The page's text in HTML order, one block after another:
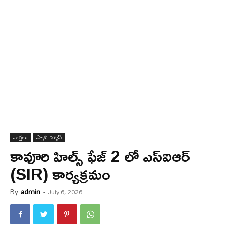
వార్త‌లు స్పాట్ న్యూస్
కావూరి హిల్స్ ఫేజ్‌ 2 లో ఎస్‌ఐఆర్‌
(SIR) కార్య‌క్ర‌మం
By admin - July 6, 2026